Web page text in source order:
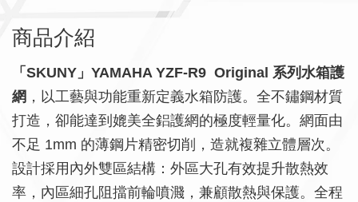
商品介紹
「SKUNY」YAMAHA YZF-R9 Original 系列水箱護
網 ，以工藝與功能重新定義水箱防護。全不鏽鋼材質
打造，卻能達到媲美全鋁護網的極度輕量化。網面由
不足 1mm 的薄鋼片精密切削，造就複雜立體層次。
設計採用內外雙區結構：外區大孔有效提升散熱效
率，內區細孔阻擋前輪噴濺，兼顧散熱與保護。全程